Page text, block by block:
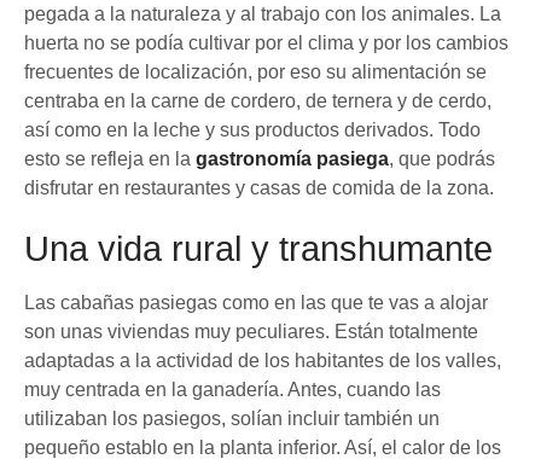
pegada a la naturaleza y al trabajo con los animales. La
huerta no se podía cultivar por el clima y por los cambios
frecuentes de localización, por eso su alimentación se
centraba en la carne de cordero, de ternera y de cerdo,
así como en la leche y sus productos derivados. Todo
esto se refleja en la gastronomía pasiega, que podrás
disfrutar en restaurantes y casas de comida de la zona.
Una vida rural y transhumante
Las cabañas pasiegas como en las que te vas a alojar
son unas viviendas muy peculiares. Están totalmente
adaptadas a la actividad de los habitantes de los valles,
muy centrada en la ganadería. Antes, cuando las
utilizaban los pasiegos, solían incluir también un
pequeño establo en la planta inferior. Así, el calor de los